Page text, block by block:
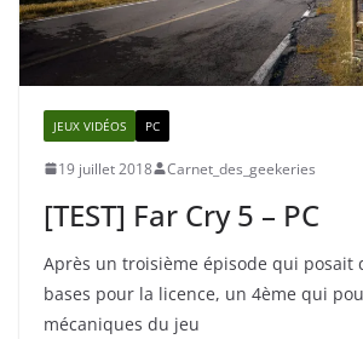
JEUX VIDÉOS PC
19 juillet 2018 Carnet_des_geekeries
[TEST] Far Cry 5 – PC
Après un troisième épisode qui posait
bases pour la licence, un 4ème qui
mécaniques du jeu